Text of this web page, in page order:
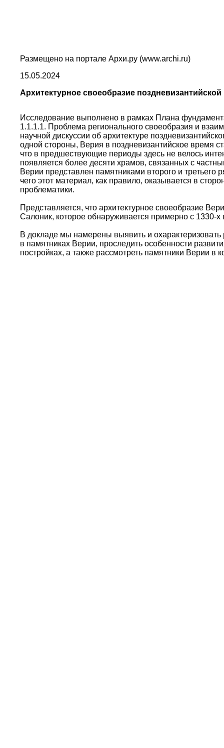
Размещено на портале Архи.ру (www.archi.ru)
15.05.2024
Архитектурное своеобразие
Исследование выполнено в рамках Плана
1.1.1.1. Проблема регионального своеобразия и
научной дискуссии об архитектуре
одной стороны, Верия в поздневизантийское время
что в предшествующие периоды здесь не велось
появляется более десяти храмов, связанных с
Верии представлен памятниками второго и
чего этот материал, как правило, оказывается в
проблематики.
Представляется, что архитектурное своеобразие
Салоник, которое обнаруживается примерно с 1330-х
В докладе мы намерены выявить и
в памятниках Верии, проследить особенности
постройках, а также рассмотреть памятники Верии в